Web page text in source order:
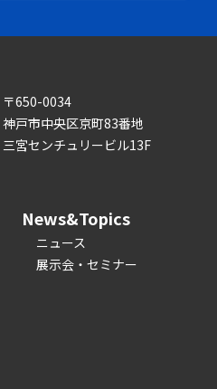
〒650-0034
神戸市中央区京町83番地
三宮センチュリービル13F
News&Topics
ニュース
展示会・セミナー